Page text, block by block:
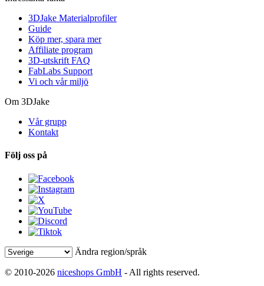
3DJake Materialprofiler
Guide
Köp mer, spara mer
Affiliate program
3D-utskrift FAQ
FabLabs Support
Vi och vår miljö
Om 3DJake
Vår grupp
Kontakt
Följ oss på
Ändra region/språk
© 2010-2026 niceshops GmbH - All rights reserved.